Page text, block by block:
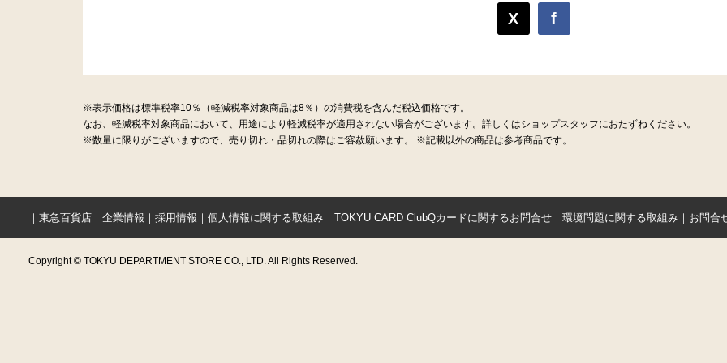
X f
※表示価格は標準税率10％（軽減税率対象商品は8％）の消費税を含んだ税込価格です。
なお、軽減税率対象商品において、用途により軽減税率が適用されない場合がございます。詳しくはショップスタッフにおたずねください。
※数量に限りがございますので、売り切れ・品切れの際はご容赦願います。 ※記載以外の商品は参考商品です。
｜ 東急百貨店 ｜ 企業情報 ｜ 採用情報 ｜ 個人情報に関する取組み ｜ TOKYU CARD ClubQカードに関するお問合せ ｜ 環境問題に関する取組み ｜ お問合
Copyright © TOKYU DEPARTMENT STORE CO., LTD. All Rights Reserved.